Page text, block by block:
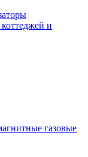
коттеджей и
газовые